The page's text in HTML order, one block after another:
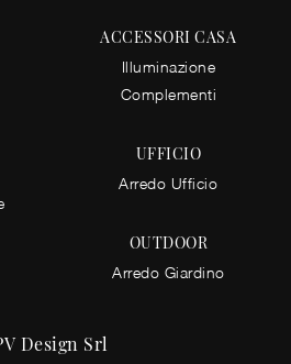
ACCESSORI CASA
Illuminazione
Complementi
UFFICIO
Arredo Ufficio
OUTDOOR
Arredo Giardino
Design Srl